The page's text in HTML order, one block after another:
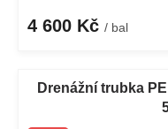
4 600 Kč / bal
Drenážní trubka